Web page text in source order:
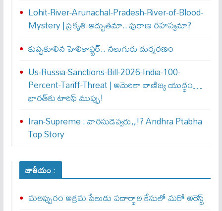
Lohit-River-Arunachal-Pradesh-River-of-Blood-
Mystery | ప్రకృతి అద్భుతమా.. పురాణ రహస్యమా?
కుప్పకూలిన హెలికాప్టర్‌.. నలుగురు దుర్మరణం
Us-Russia-Sanctions-Bill-2026-India-100-
Percent-Tariff-Threat | అమెరికా వాణిజ్య యుద్ధం…
భారత్‌కు టారిఫ్ ముప్పు!
Iran-Supreme : వార‌సుడెవ్వ‌రు,,!? Andhra Ptabha
Top Story
జాతీయం :
మలప్పురం అక్రమ పేలుడు పదార్థాల కేసులో మరో అరెస్ట్‌